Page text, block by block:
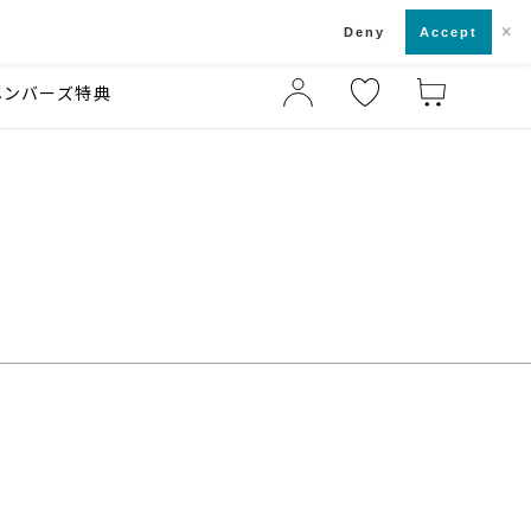
ンバーズ特典
Deny Accept ×